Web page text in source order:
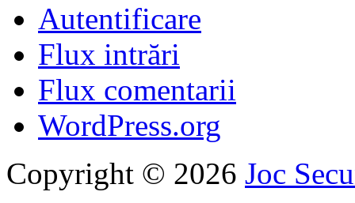
Autentificare
Flux intrări
Flux comentarii
WordPress.org
Copyright © 2026 Joc